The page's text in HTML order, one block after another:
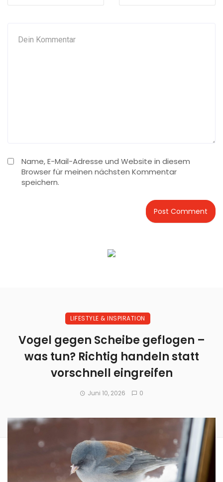
Name, E-Mail-Adresse und Website in diesem
Browser für meinen nächsten Kommentar
speichern.
LIFESTYLE & INSPIRATION
Vogel gegen Scheibe geflogen –
was tun? Richtig handeln statt
vorschnell eingreifen
Juni 10, 2026 0